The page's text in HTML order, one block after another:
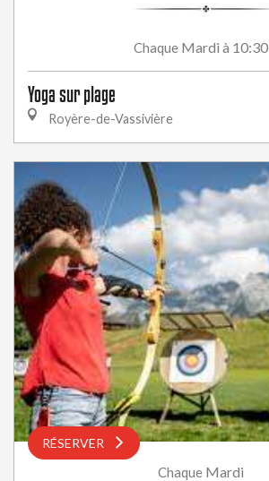
Chaque Mardi à 10:30
Yoga sur plage
Royère-de-Vassivière
RÉSERVER
Chaque Mardi